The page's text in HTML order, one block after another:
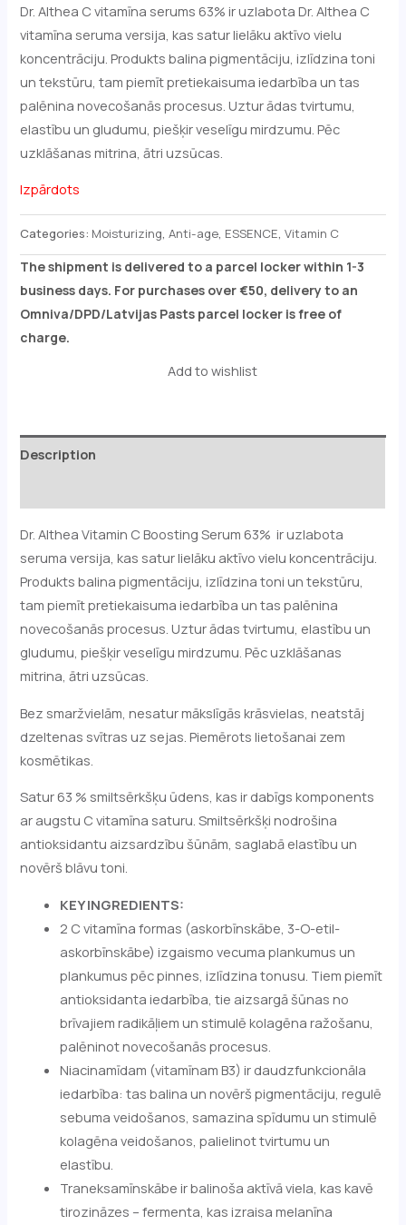
Dr. Althea C vitamīna serums 63% ir uzlabota Dr. Althea C
vitamīna seruma versija, kas satur lielāku aktīvo vielu
koncentrāciju. Produkts balina pigmentāciju, izlīdzina toni
un tekstūru, tam piemīt pretiekaisuma iedarbība un tas
palēnina novecošanās procesus. Uztur ādas tvirtumu,
elastību un gludumu, piešķir veselīgu mirdzumu. Pēc
uzklāšanas mitrina, ātri uzsūcas.
Izpārdots
Categories: Moisturizing ,Anti-age ESSENCE ,Vitamin C
The shipment is delivered to a parcel locker within 1-3
business days. For purchases over €50, delivery to an
Omniva/DPD/Latvijas Pasts parcel locker is free of
charge.
Add to wishlist
Description
Dr. Althea Vitamin C Boosting Serum 63% ir uzlabota
seruma versija, kas satur lielāku aktīvo vielu koncentrāciju.
Produkts balina pigmentāciju, izlīdzina toni un tekstūru,
tam piemīt pretiekaisuma iedarbība un tas palēnina
novecošanās procesus. Uztur ādas tvirtumu, elastību un
gludumu, piešķir veselīgu mirdzumu. Pēc uzklāšanas
mitrina, ātri uzsūcas.
Bez smaržvielām, nesatur mākslīgās krāsvielas, neatstāj
dzeltenas svītras uz sejas. Piemērots lietošanai zem
kosmētikas.
Satur 63 % smiltsērkšķu ūdens, kas ir dabīgs komponents
ar augstu C vitamīna saturu. Smiltsērkšķi nodrošina
antioksidantu aizsardzību šūnām, saglabā elastību un
novērš blāvu toni.
KEY INGREDIENTS:
2 C vitamīna formas (askorbīnskābe, 3-O-etil-
askorbīnskābe) izgaismo vecuma plankumus un
plankumus pēc pinnes, izlīdzina tonusu. Tiem piemīt
antioksidanta iedarbība, tie aizsargā šūnas no
brīvajiem radikāļiem un stimulē kolagēna ražošanu,
palēninot novecošanās procesus.
Niacinamīdam (vitamīnam B3) ir daudzfunkcionāla
iedarbība: tas balina un novērš pigmentāciju, regulē
sebuma veidošanos, samazina spīdumu un stimulē
kolagēna veidošanos, palielinot tvirtumu un
elastību.
Traneksamīnskābe ir balinoša aktīvā viela, kas kavē
tirozināzes – fermenta, kas izraisa melanīna